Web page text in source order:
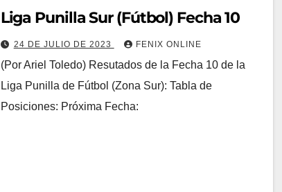
Liga Punilla Sur (Fútbol) Fecha 10
24 DE JULIO DE 2023 FENIX ONLINE
(Por Ariel Toledo) Resutados de la Fecha 10 de la
Liga Punilla de Fútbol (Zona Sur): Tabla de
Posiciones: Próxima Fecha: